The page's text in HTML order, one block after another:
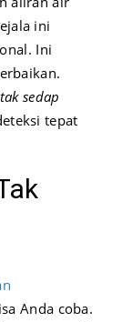
ini
Ini
sedap
tepat
Anda coba.